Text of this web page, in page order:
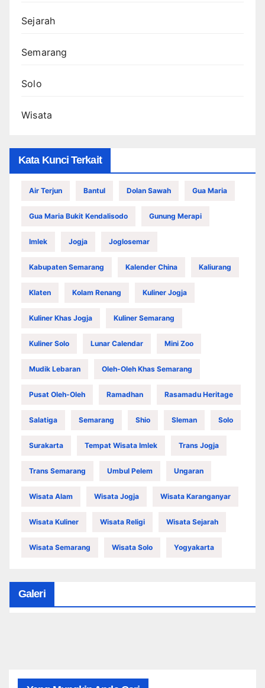
Sejarah
Semarang
Solo
Wisata
Kata Kunci Terkait
Air Terjun Bantul Dolan Sawah Gua Maria
Gua Maria Bukit Kendalisodo Gunung Merapi
Imlek Jogja Joglosemar
Kabupaten Semarang Kalender China Kaliurang
Klaten Kolam Renang Kuliner Jogja
Kuliner Khas Jogja Kuliner Semarang
Kuliner Solo Lunar Calendar Mini Zoo
Mudik Lebaran Oleh-Oleh Khas Semarang
Pusat Oleh-Oleh Ramadhan Rasamadu Heritage
Salatiga Semarang Shio Sleman Solo
Surakarta Tempat Wisata Imlek Trans Jogja
Trans Semarang Umbul Pelem Ungaran
Wisata Alam Wisata Jogja Wisata Karanganyar
Wisata Kuliner Wisata Religi Wisata Sejarah
Wisata Semarang Wisata Solo Yogyakarta
Galeri